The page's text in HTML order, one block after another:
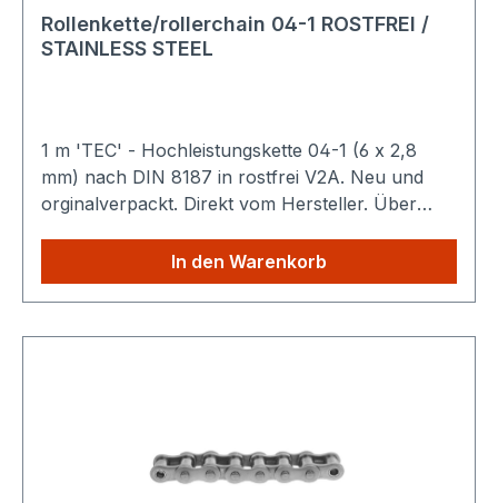
Rollenkette/rollerchain 04-1 ROSTFREI /
STAINLESS STEEL
1 m 'TEC' - Hochleistungskette 04-1 (6 x 2,8
mm) nach DIN 8187 in rostfrei V2A. Neu und
orginalverpackt. Direkt vom Hersteller. Über
Sparen Sie Versandkosten: Egal wie viele
Produkte Sie aus unserem Shop kaufen, Sie
In den Warenkorb